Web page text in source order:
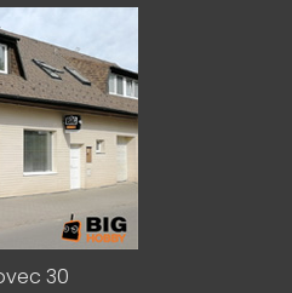
30